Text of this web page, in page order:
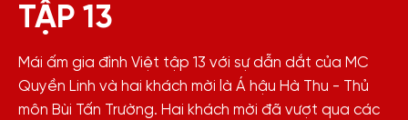
TẬP 13
Mái ấm gia đình Việt tập 13 với sự dẫn dắt của MC
Quyền Linh và hai khách mời là Á hậu Hà Thu - Thủ
môn Bùi Tấn Trường. Hai khách mời đã vượt qua các